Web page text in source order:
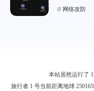
网络攻防
本站居然运行了
旅行者 1 号当前距离地球